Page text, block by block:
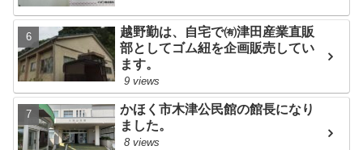
越野勤は、自宅で㈲津田産業直販
部としてゴム紐を企画販売してい
ます。
9 views
かほく市木津公民館の館長になり
ました。
8 views